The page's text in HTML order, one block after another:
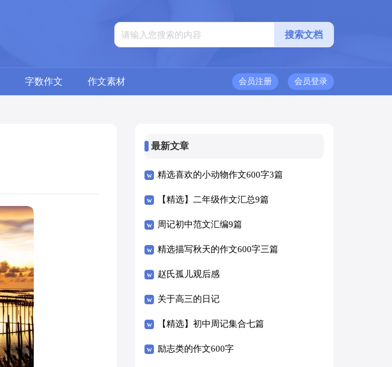
字数作文 作文素材 会员登录
会员注册
最新文章
精选喜欢的小动物作文600字3篇
【精选】二年级作文汇总9篇
周记初中范文汇编9篇
精选描写秋天的作文600字三篇
赵氏孤儿观后感
关于高三的日记
【精选】初中周记集合七篇
励志类的作文600字